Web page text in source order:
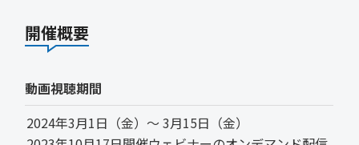
開催概要
動画視聴期間
2024年3月1日（金）～ 3月15日（金）